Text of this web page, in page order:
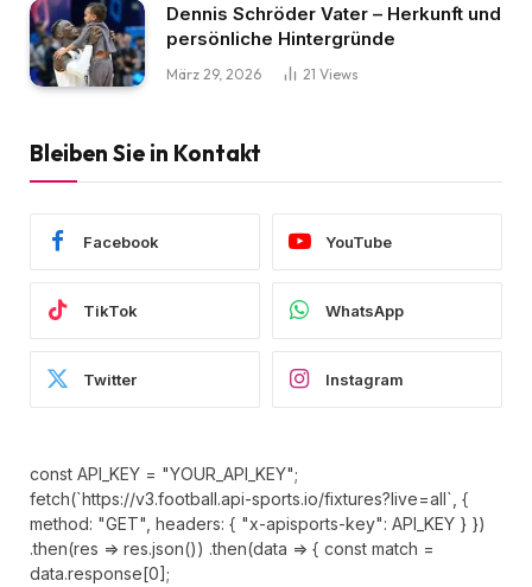
Dennis Schröder Vater – Herkunft und
persönliche Hintergründe
März 29, 2026 21 Views
Bleiben Sie in Kontakt
Facebook YouTube
TikTok WhatsApp
Twitter Instagram
const API_KEY = "YOUR_API_KEY";
fetch(`https://v3.football.api-sports.io/fixtures?live=all`, {
method: "GET", headers: { "x-apisports-key": API_KEY } })
.then(res => res.json()) .then(data => { const match =
data.response[0];